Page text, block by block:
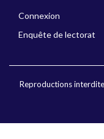
Connexion
Enquête de lectorat
Reproductions